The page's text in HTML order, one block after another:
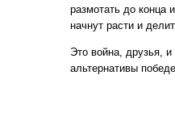
размотать до конца
начнут расти и
Это война, друзья,
альтернативы